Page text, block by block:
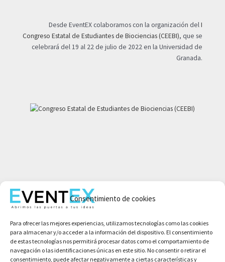
Consentimiento de cookies
Para ofrecer las mejores experiencias, utilizamos tecnologías como las cookies
para almacenar y/o acceder a la información del dispositivo. El consentimiento
de estas tecnologías nos permitirá procesar datos como el comportamiento de
navegación o las identificaciones únicas en este sitio. No consentir o retirar el
consentimiento, puede afectar negativamente a ciertas características y
Desde EventEX colaboramos con la organización delI
Congreso Estatal de Estudiantes de Biociencias (CEEBI), que se
celebrará del 19 al 22 de julio de 2022 en la Universidad de
Granada.
Aviso legal
Condiciones de compra
Política de cookies